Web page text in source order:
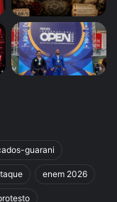
guarani
enem 2026